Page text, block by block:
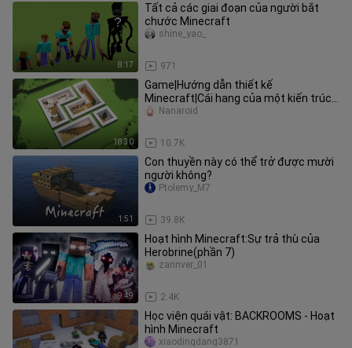
8:17
Tất cả các giai đoạn của người bắt
chước Minecraft
971
shine_yao_
18:30
Game|Hướng dẫn thiết kế
Minecraft|Cái hang của một kiến trúc
sư đào...
10.7K
Nanaroid
1:51
Con thuyền này có thể trở được mười
người không?
39.8K
Ptolemy_M7
9:49
Hoạt hình Minecraft:Sự trả thù của
Herobrine(phần 7)
2.4K
zannver_01
Học viện quái vật: BACKROOMS - Hoạt
hình Minecraft
xiaodingdang3871